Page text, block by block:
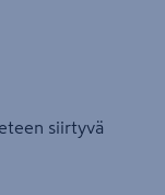
siirtyvä